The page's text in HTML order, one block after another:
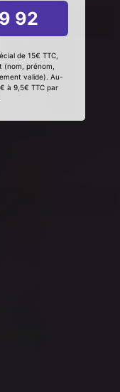
92
de 15€ TTC,
prénom,
valide). Au-
à 9,5€ TTC par